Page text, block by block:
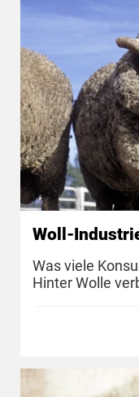
Woll-
Was viele
Hinter Wolle